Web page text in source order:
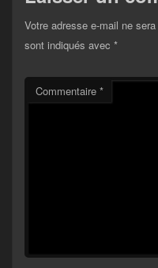
Votre adresse e-mail ne
sont indiqués avec *
Commentaire *